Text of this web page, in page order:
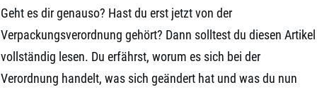
Geht es dir genauso? Hast du erst jetzt von der
Verpackungsverordnung gehört? Dann solltest du diesen Artikel
vollständig lesen. Du erfährst, worum es sich bei der
Verordnung handelt, was sich geändert hat und was du nun